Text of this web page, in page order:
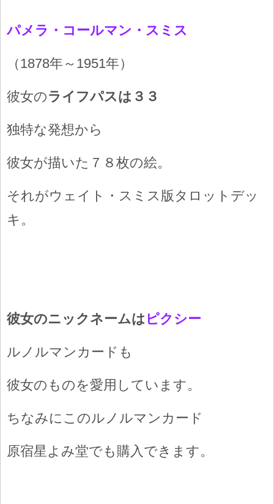
パメラ・コールマン・スミス
（1878年～1951年）
彼女のライフパスは３３
独特な発想から
彼女が描いた７８枚の絵。
それがウェイト・スミス版タロットデッ
キ。
彼女のニックネームは ピクシー
ルノルマンカードも
彼女のものを愛用しています。
ちなみにこのルノルマンカード
原宿星よみ堂でも購入できます。